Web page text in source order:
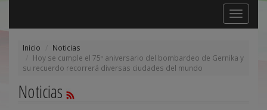
Toggle
navigation
Inicio
Noticias
Hoy se cumple el 75º aniversario del bombardeo de Gernika y
su recuerdo recorrerá diversas ciudades del mundo
Noticias